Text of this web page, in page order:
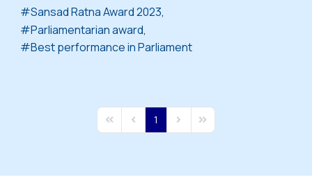
Sansad Ratna Award 2023
Parliamentarian award
Best performance in Parliament
First PagePrevious Page
1 Next PageLast Page